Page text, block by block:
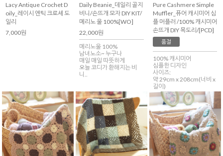
Lacy Antique Crochet D
oily_레이시 엔틱 크로셰 도
일리
7,000원
Daily Beanie_데일리 골지
비니/손뜨개 모자 DIY KIT/
메리노 울 100%[WO]
22,000원
메리노울 100%
남녀노소~ 누구나
매일 매일 따뜻하게
오늘 코디가 환해지는 비
니..
Pure Cashmere Simple
Muffler_퓨어 캐시미어 심
플 머플러 /100% 캐시미어
손뜨개 DIY 목도리/[PCD]
품절
100% 캐시미어
심플한 디자인
사이즈:
약 29cm x 208cm(너비 x
길이)